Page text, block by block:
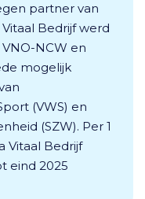
partner van
Vitaal Bedrijf werd
NCW en
mogelijk
(VWS) en
(SZW). Per 1
Vitaal Bedrijf
eind 2025